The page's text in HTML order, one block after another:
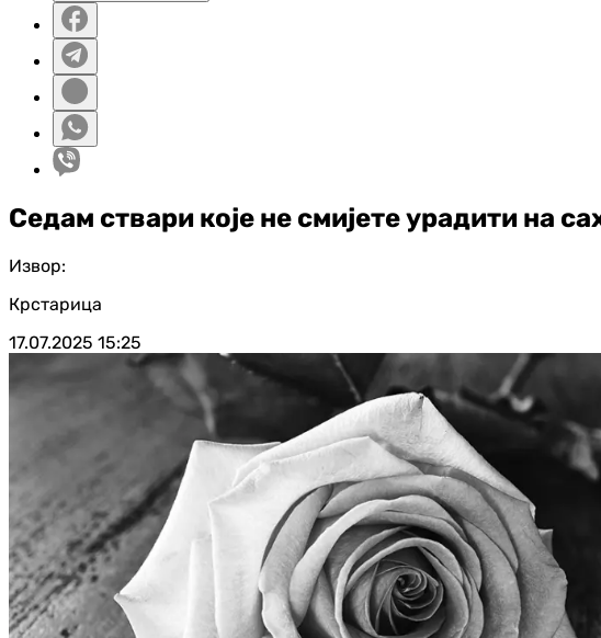
Седам ствари које не смијете урадити на
Извор:
Крстарица
17.07.2025 15:25